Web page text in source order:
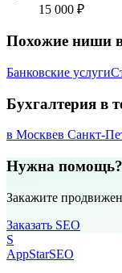
15 000 ₽
Похожие ниши
Банковские услуги
Бухгалтерия в
в Москвев Санкт-
Нужна помощь?
Закажите
Заказать SEO
S
AppStarSEO